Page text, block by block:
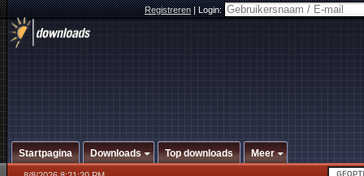
Registreren|Login:
Startpagina Downloads Top downloads Meer